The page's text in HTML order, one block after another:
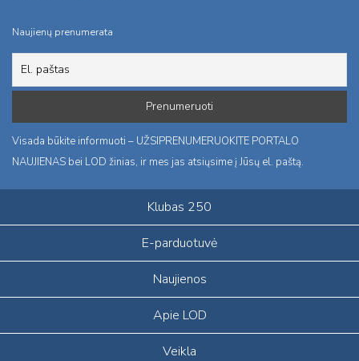
Naujienų prenumerata
Visada būkite informuoti – UŽSIPRENUMERUOKITE PORTALO
NAUJIENAS bei LOD žinias, ir mes jas atsiųsime į Jūsų el. paštą.
Klubas 250
E-parduotuvė
Naujienos
Apie LOD
Veikla